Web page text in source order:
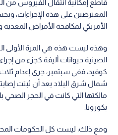
قاطع إمكانية انتقال الفيروس من
المعترضين على هذه الإجراءات،
الأمريكي لمكافحة الأمراض المعدية
وهذه ليست هذه هي المرة الأولى
الصينية حيوانات أليفة كجزء من
كوفيد، ففي سبتمبر، جرى إعدام
شمال شرق البلاد بعد أن ثبتت
مالكتها التي كانت في الحجر
بكورونا.
ومع ذلك، ليست كل الحكومات